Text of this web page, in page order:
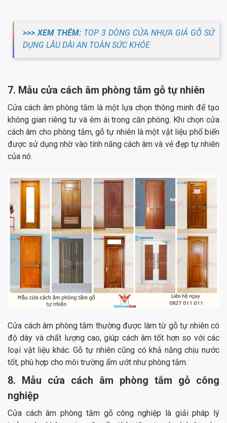
>>> XEM THÊM: TOP 3 DÒNG CỬA NHỰA GIẢ GỖ SỬ
DỤNG LÂU DÀI AN TOÀN SỨC KHỎE
7. Mẫu cửa cách âm phòng tắm gỗ tự nhiên
Cửa cách âm phòng tắm là một lựa chọn thông minh để tạo
không gian riêng tư và êm ái trong căn phòng. Khi chọn cửa
cách âm cho phòng tắm, gỗ tự nhiên là một vật liệu phổ biến
được sử dụng nhờ vào tính năng cách âm và vẻ đẹp tự nhiên
của nó.
Cửa cách âm phòng tắm thường được làm từ gỗ tự nhiên có
độ dày và chất lượng cao, giúp cách âm tốt hơn so với các
loại vật liệu khác. Gỗ tự nhiên cũng có khả năng chịu nước
tốt, phù hợp cho môi trường ẩm ướt như phòng tắm.
8. Mẫu cửa cách âm phòng tắm gỗ công
nghiệp
Cửa cách âm phòng tắm gỗ công nghiệp là giải pháp lý